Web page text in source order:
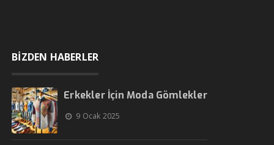
BİZDEN HABERLER
Erkekler İçin Moda Gömlekler
9 Ocak 2025